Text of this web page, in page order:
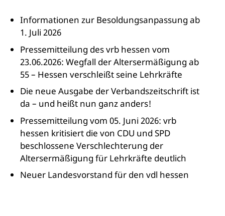
Informationen zur Besoldungsanpassung ab
1. Juli 2026
Pressemitteilung des vrb hessen vom
23.06.2026: Wegfall der Altersermäßigung ab
55 – Hessen verschleißt seine Lehrkräfte
Die neue Ausgabe der Verbandszeitschrift ist
da – und heißt nun ganz anders!
Pressemitteilung vom 05. Juni 2026: vrb
hessen kritisiert die von CDU und SPD
beschlossene Verschlechterung der
Altersermäßigung für Lehrkräfte deutlich
Neuer Landesvorstand für den vdl hessen